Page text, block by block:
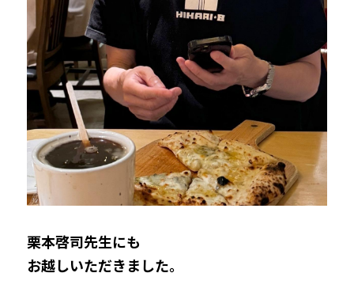
栗本啓司先生にも
お越しいただきました。